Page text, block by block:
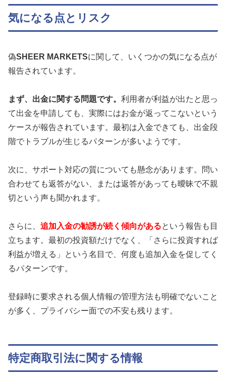
気になる点とリスク
偽SHEER MARKETSに関して、いくつかの気になる点が
報告されています。
まず、出金に関する問題です。 利用者が利益が出たと思っ
て出金を申請しても、実際にはお金が返ってこないという
ケースが報告されています。最初は入金できても、出金段
階でトラブルが生じるパターンが多いようです。
次に、サポート対応の質についても懸念があります。問い
合わせても返答がない、または返答があっても曖昧で不親
切という声も聞かれます。
さらに、 追加入金の勧誘が続く傾向があるという報告も目
立ちます。最初の投資額だけでなく、「さらに投資すれば
利益が増える」という名目で、何度も追加入金を促してく
るパターンです。
登録時に要求される個人情報の管理方法も明確でないこと
が多く、プライバシー面での不安も残ります。
特定商取引法に関する情報